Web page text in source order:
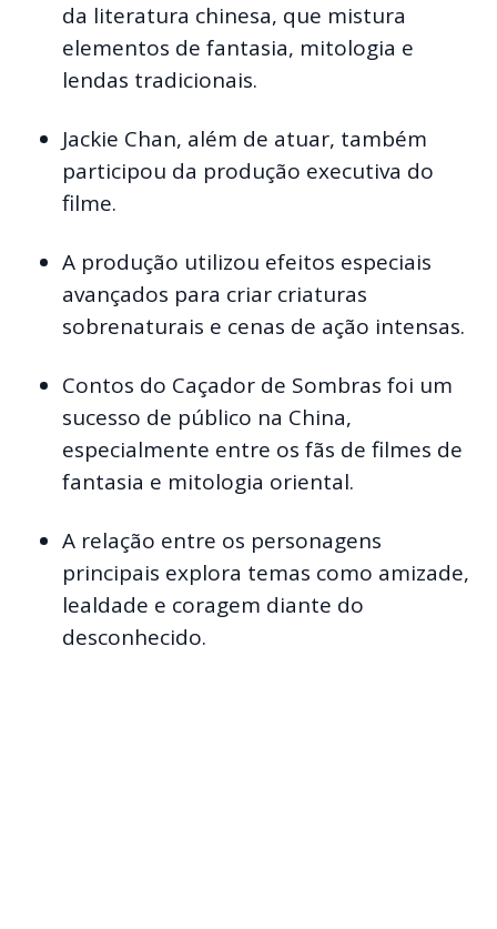
da literatura chinesa, que mistura
elementos de fantasia, mitologia e
lendas tradicionais.
Jackie Chan, além de atuar, também
participou da produção executiva do
filme.
A produção utilizou efeitos especiais
avançados para criar criaturas
sobrenaturais e cenas de ação intensas.
Contos do Caçador de Sombras foi um
sucesso de público na China,
especialmente entre os fãs de filmes de
fantasia e mitologia oriental.
A relação entre os personagens
principais explora temas como amizade,
lealdade e coragem diante do
desconhecido.